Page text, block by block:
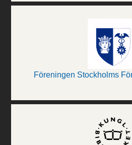
Föreningen Stockholms